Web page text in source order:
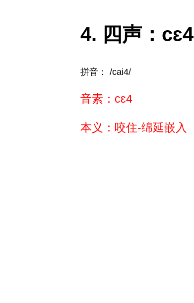
四声：cɛ4
拼音： /cai4/
音素：cɛ4
本义：咬住-绵延嵌入